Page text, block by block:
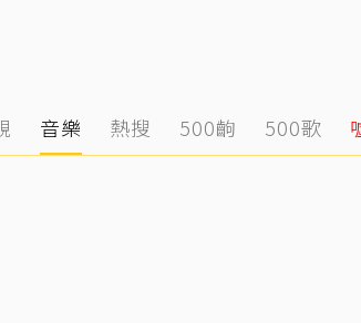
音樂 熱搜 500齣 500歌